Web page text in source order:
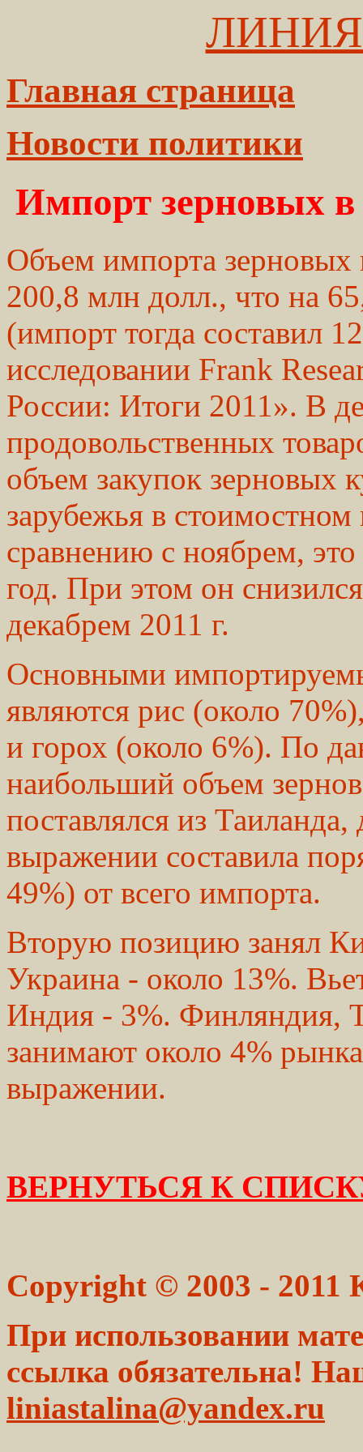
Главная страница
Новости политики
Импорт зерновых в
Объем импорта зерновых
200,8 млн долл., что на
(импорт тогда составил
исследовании Frank
России: Итоги 2011». В
продовольственных
объем закупок зерновых
зарубежья в
сравнению с ноябрем,
год. При этом он
декабрем 2011 г.
Основными
являются рис (около
и горох (около 6%). По
наибольший объем
поставлялся из
выражении составила
49%) от всего импорта.
Вторую позицию занял
Украина - около 13%.
Индия - 3%. Финляндия,
занимают около 4%
выражении.
ВЕРНУТЬСЯ К
Copyright © 2003 - 2011
При использовании
ссылка обязательна!
liniastalina@yandex.ru